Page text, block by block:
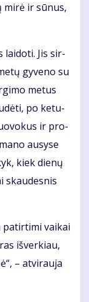
mi­rė ir sū­nus,
lai­do­ti. Jis sir­
gy­ve­no su
me­tus
po ke­tu­
ir pro­
au­sy­se
kiek die­nų
skau­des­nis
pa­tir­ti­mi vai­kai
iš­ver­kiau,
– at­vi­rau­ja